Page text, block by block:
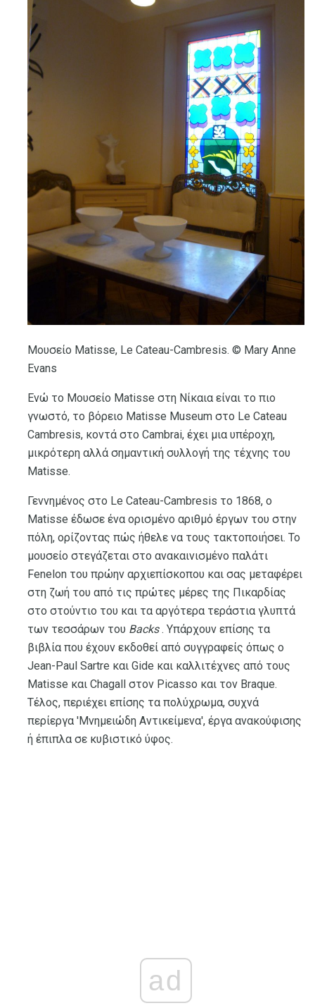
Μουσείο Matisse, Le Cateau-Cambresis. © Mary Anne
Evans
Ενώ το Μουσείο Matisse στη Νίκαια είναι το πιο
γνωστό, το βόρειο Matisse Museum στο Le Cateau
Cambresis, κοντά στο Cambrai, έχει μια υπέροχη,
μικρότερη αλλά σημαντική συλλογή της τέχνης του
Matisse.
Γεννημένος στο Le Cateau-Cambresis το 1868, ο
Matisse έδωσε ένα ορισμένο αριθμό έργων του στην
πόλη, ορίζοντας πώς ήθελε να τους τακτοποιήσει. Το
μουσείο στεγάζεται στο ανακαινισμένο παλάτι
Fenelon του πρώην αρχιεπίσκοπου και σας μεταφέρει
στη ζωή του από τις πρώτες μέρες της Πικαρδίας
στο στούντιο του και τα αργότερα τεράστια γλυπτά
των τεσσάρων του Backs. Υπάρχουν επίσης τα
βιβλία που έχουν εκδοθεί από συγγραφείς όπως ο
Jean-Paul Sartre και Gide και καλλιτέχνες από τους
Matisse και Chagall στον Picasso και τον Braque.
Τέλος, περιέχει επίσης τα πολύχρωμα, συχνά
περίεργα 'Μνημειώδη Αντικείμενα', έργα ανακούφισης
ή έπιπλα σε κυβιστικό ύφος.
ad